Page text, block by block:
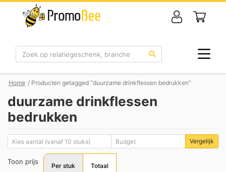
Zoek
Home / Producten getagged “duurzame drinkflessen bedrukken”
duurzame drinkflessen
bedrukken
Vergelijk
Toon prijs
Per stuk Totaal